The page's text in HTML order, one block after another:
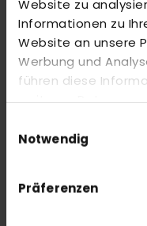
Website zu
Informationen zu
Website an unsere
Werbung und
führen diese
weiteren Daten
Nutzung der
Notwendig
Präferenzen